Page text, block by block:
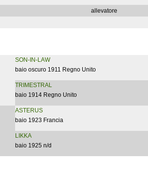
allevatore
SON-IN-LAW
baio oscuro 1911 Regno Unito
TRIMESTRAL
baio 1914 Regno Unito
ASTERUS
baio 1923 Francia
LIKKA
baio 1925 n/d